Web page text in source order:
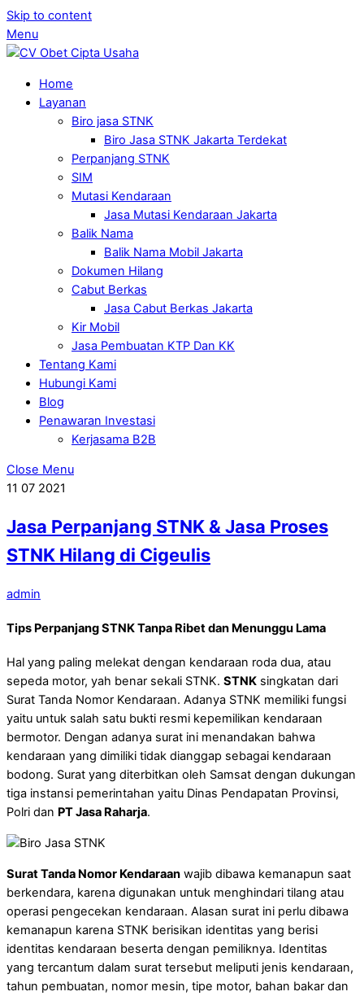
Skip to content
Menu
Home
Layanan
Biro jasa STNK
Biro Jasa STNK Jakarta Terdekat
Perpanjang STNK
SIM
Mutasi Kendaraan
Jasa Mutasi Kendaraan Jakarta
Balik Nama
Balik Nama Mobil Jakarta
Dokumen Hilang
Cabut Berkas
Jasa Cabut Berkas Jakarta
Kir Mobil
Jasa Pembuatan KTP Dan KK
Tentang Kami
Hubungi Kami
Blog
Penawaran Investasi
Kerjasama B2B
Close Menu
11 07 2021
Jasa Perpanjang STNK & Jasa Proses
STNK Hilang di Cigeulis
admin
Tips Perpanjang STNK Tanpa Ribet dan Menunggu Lama
Hal yang paling melekat dengan kendaraan roda dua, atau
sepeda motor, yah benar sekali STNK. STNK singkatan dari
Surat Tanda Nomor Kendaraan. Adanya STNK memiliki fungsi
yaitu untuk salah satu bukti resmi kepemilikan kendaraan
bermotor. Dengan adanya surat ini menandakan bahwa
kendaraan yang dimiliki tidak dianggap sebagai kendaraan
bodong. Surat yang diterbitkan oleh Samsat dengan dukungan
tiga instansi pemerintahan yaitu Dinas Pendapatan Provinsi,
Polri dan PT Jasa Raharja.
Surat Tanda Nomor Kendaraan wajib dibawa kemanapun saat
berkendara, karena digunakan untuk menghindari tilang atau
operasi pengecekan kendaraan. Alasan surat ini perlu dibawa
kemanapun karena STNK berisikan identitas yang berisi
identitas kendaraan beserta dengan pemiliknya. Identitas
yang tercantum dalam surat tersebut meliputi jenis kendaraan,
tahun pembuatan, nomor mesin, tipe motor, bahan bakar dan